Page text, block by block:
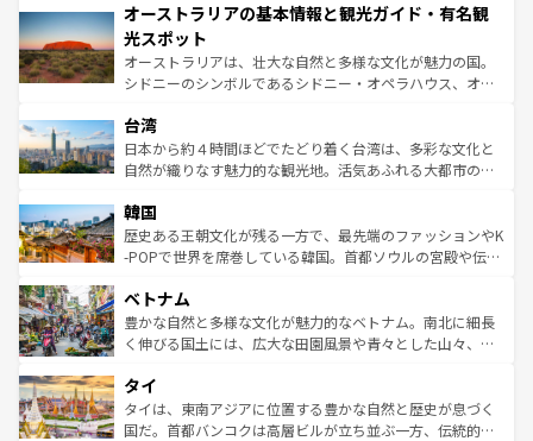
部のニューオーリンズでは、音楽と美食が融合した独特の
文化が魅力。旅行者はアメリカの各地域で異なる魅力を楽
しみながら、その多様性と豊かな歴史を感じることができ
るだろう。車でのロードトリップや列車の旅も、アメリカ
情報は
ワイ島は見逃せない。また、定番の観光地といえばオアフ
島だが、静かな自然を求めるならマウイ島やカウアイ島が
おすすめ。エメラルドグリーンに輝く海をはじめ、豊かな
文化や歴史が息づいている。「アロハスピリット」と呼ば
人々、おいしいローカルフードやハワイアンミュージッ
ク、伝統的なフラダンスなど、すべてがハワイの魅力を彩
っている。訪れるたびに新しい発見と感動が待っているハ
はコンテンツ一覧
オーストラリアの基本情報と観光ガイド・有名観
光スポット
オーストラリアは、壮大な自然と多様な文化が魅力の国。
シドニーのシンボルであるシドニー・オペラハウス、オー
リアリーフや大陸中央部にそびえるウルル（エアーズロッ
ク）、タスマニアの美しい原生林やケアンズの熱帯雨林な
ど、見どころがたくさん。また、カフェやワイン、オージ
いる。アクティビティも充実しており、サーフィンやダイ
ビング、ハイキングなど、アウトドア好きにはたまらな
い。オーストラリアの多彩な魅力を存分に味わいつくそ
参照してほしい。
台湾
日本から約４時間ほどでたどり着く台湾は、多彩な文化と
自然が織りなす魅力的な観光地。活気あふれる大都市の台
ン）、静ひつな山岳地帯である台湾東部など、都市の喧騒
と山間の静けさが共存しており、訪れる人に新しい発見と
驚きをもたらしてくれる。また、奥深い台湾の食文化も魅
容にもいいと評判のスイーツなど、バラエティ豊かな料理
が味わえる。 なお、新着の台湾情報は コンテンツ一覧を参
照してほしい。
韓国
歴史ある王朝文化が残る一方で、最先端のファッションやK
-POPで世界を席巻している韓国。首都ソウルの宮殿や伝統
き、地方に足を延ばせば四季折々の自然美を楽しむことが
できる。そして、キムチや焼肉、絶品のストリートフード
まで、さまざまな韓国料理が待っている。夜には、韓国な
リティに包まれながら、韓国の多彩な魅力を心ゆくまで味
わってみてほしい。 なお、新着の韓国情報はコンテンツ一
覧を参照してほしい。
ベトナム
豊かな自然と多様な文化が魅力的なベトナム。南北に細長
く伸びる国土には、広大な田園風景や青々とした山々、世
急速な発展と共に伝統が息づく。ハノイの古い町並みやホ
ーチミン市のフランス統治時代の建物も、独特の雰囲気を
醸し出している。また、バラエティの豊かさとおいしさで
タイ
タイは、東南アジアに位置する豊かな自然と歴史が息づく
国だ。首都バンコクは高層ビルが立ち並ぶ一方、伝統的な